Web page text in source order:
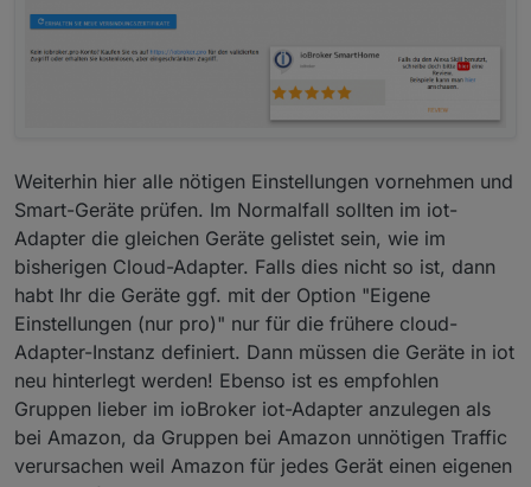
Weiterhin hier alle nötigen Einstellungen vornehmen und
Smart-Geräte prüfen. Im Normalfall sollten im iot-
Adapter die gleichen Geräte gelistet sein, wie im
bisherigen Cloud-Adapter. Falls dies nicht so ist, dann
habt Ihr die Geräte ggf. mit der Option "Eigene
Einstellungen (nur pro)" nur für die frühere cloud-
Adapter-Instanz definiert. Dann müssen die Geräte in iot
neu hinterlegt werden! Ebenso ist es empfohlen
Gruppen lieber im ioBroker iot-Adapter anzulegen als
bei Amazon, da Gruppen bei Amazon unnötigen Traffic
verursachen weil Amazon für jedes Gerät einen eigenen